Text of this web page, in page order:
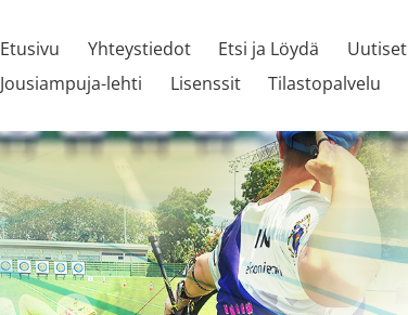
Etusivu Yhteystiedot Etsi ja Löydä Uutiset
Jousiampuja-lehti
Lisenssit Tilastopalvelu